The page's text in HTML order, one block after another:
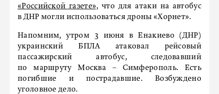
«Российской газете», что для атаки на автобус
в ДНР могли использоваться дроны «Хорнет».
Напомним, утром 3 июня в Енакиево (ДНР)
украинский БПЛА атаковал рейсовый
пассажирский автобус, следовавший
по маршруту Москва – Симферополь. Есть
погибшие и пострадавшие. Возбуждено
уголовное дело.